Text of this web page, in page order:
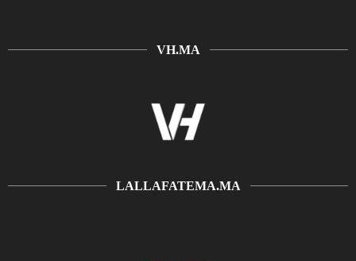
VH.MA
LALLAFATEMA.MA